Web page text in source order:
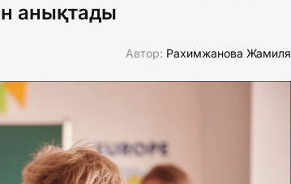
анықтады
Автор: Рахимжанова Жамиля